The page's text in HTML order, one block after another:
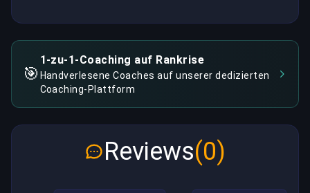
🎯
1-zu-1-Coaching auf Rankrise
Handverlesene Coaches auf unserer dedizierten
Coaching-Plattform
Reviews(0)